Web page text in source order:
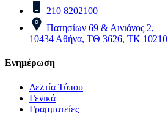
210 8202100
Πατησίων 69 & Αινιάνος 2,
10434 Αθήνα, ΤΘ 3626, ΤΚ 10210
Ενημέρωση
Δελτία Τύπου
Γενικά
Γραμματείες